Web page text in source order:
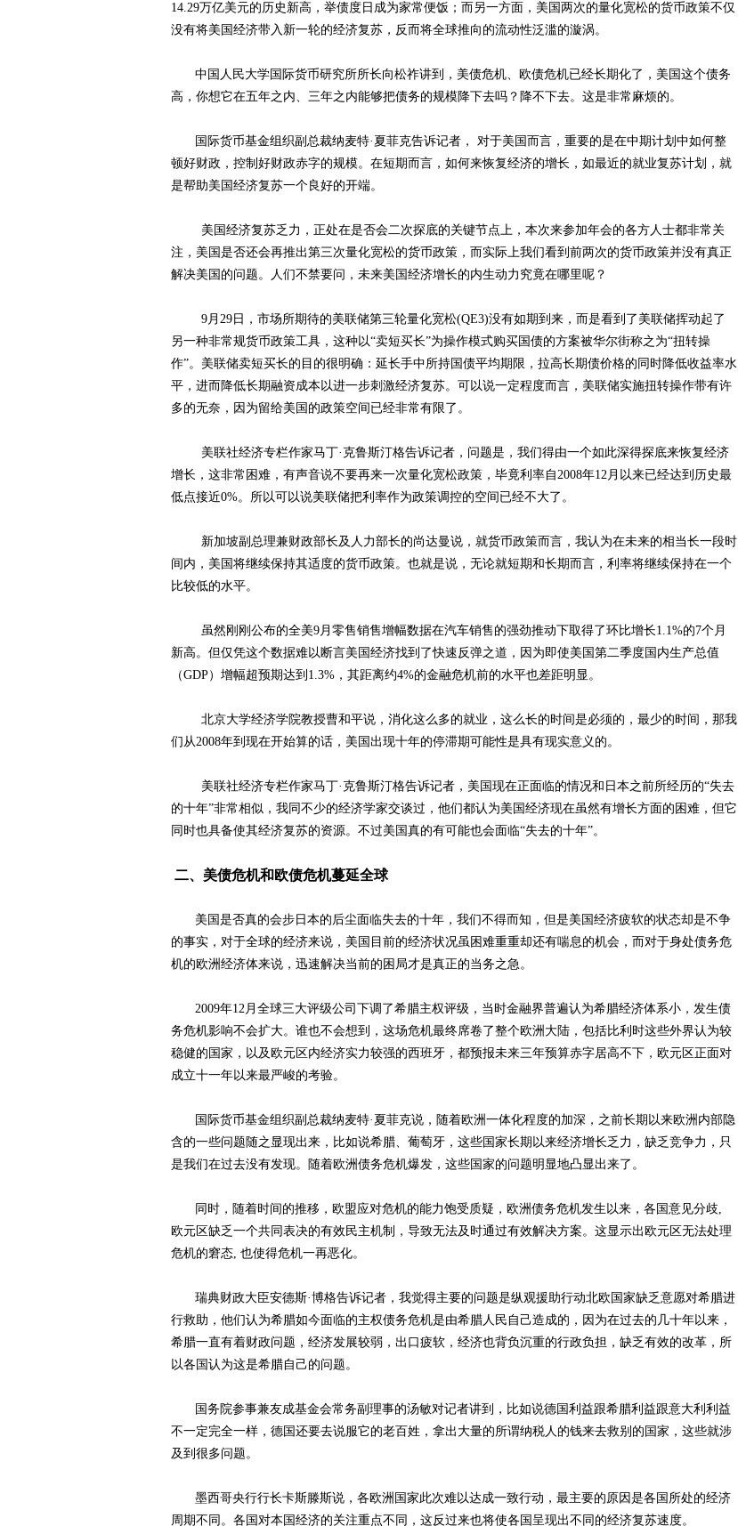
14.29万亿美元的历史新高，举债度日成为家常便饭；而另一方面，美国两次的量化宽松的货币政策不仅
没有将美国经济带入新一轮的经济复苏，反而将全球推向的流动性泛滥的漩涡。
中国人民大学国际货币研究所所长向松祚讲到，美债危机、欧债危机已经长期化了，美国这个债务
高，你想它在五年之内、三年之内能够把债务的规模降下去吗？降不下去。这是非常麻烦的。
国际货币基金组织副总裁纳麦特·夏菲克告诉记者，
对于美国而言，重要的是在中期计划中如何整
顿好财政，控制好财政赤字的规模。在短期而言，如何来恢复经济的增长，如最近的就业复苏计划，就
是帮助美国经济复苏一个良好的开端。
美国经济复苏乏力，正处在是否会二次探底的关键节点上，本次来参加年会的各方人士都非常关
注，美国是否还会再推出第三次量化宽松的货币政策，而实际上我们看到前两次的货币政策并没有真正
解决美国的问题。人们不禁要问，未来美国经济增长的内生动力究竟在哪里呢？
9月29 日 ，市场所期待的美联储第三轮量化宽松(QE3)没有如期到来，而是看到了美联储挥动起了
另一种非常规货币政策工具，这种以“卖短买长”为操作模式购买国债的方案被华尔街称之为“扭转操
作”。美联储卖短买长的目的很明确：延长手中所持国债平均期限，拉高长期债价格的同时降低收益率水
平，进而降低长期融资成本以进一步刺激经济复苏。可以说一定程度而言，美联储实施扭转操作带有许
多的无奈，因为留给美国的政策空间已经非常有限了。
美联社经济专栏作家马丁·克鲁斯汀格告诉记者，问题是，我们得由一个如此深得探底来恢复经济
增长，这非常困难，有声音说不要再来一次量化宽松政策，毕竟利率自2008年12月以来已经达到历史最
低点接近0%。所以可以说美联储把利率作为政策调控的空间已经不大了。
新加坡副总理兼财政部长及人力部长的尚达曼说，就货币政策而言，我认为在未来的相当长一段时
间内，美国将继续保持其适度的货币政策。也就是说，无论就短期和长期而言，利率将继续保持在一个
比较低的水平。
虽然刚刚公布的全美9月零售销售增幅数据在汽车销售的强劲推动下取得了环比增长1.1%的7个月
新高。但仅凭这个数据难以断言美国经济找到了快速反弹之道，因为即使美国第二季度国内生产总值
（GDP）增幅超预期达到 1.3% ，其距离约4%的金融危机前的水平也差距明显。
北京大学经济学院教授曹和平说，消化这么多的就业，这么长的时间是必须的，最少的时间，那我
们从2008年到现在开始算的话，美国出现十年的停滞期可能性是具有现实意义的。
美联社经济专栏作家马丁·克鲁斯汀格告诉记者，美国现在正面临的情况和日本之前所经历的“失去
的十年”非常相似，我同不少的经济学家交谈过，他们都认为美国经济现在虽然有增长方面的困难，但它
同时也具备使其经济复苏的资源。不过美国真的有可能也会面临“失去的十年”。
二、美债危机和欧债危机蔓延全球
美国是否真的会步日本的后尘面临失去的十年，我们不得而知，但是美国经济疲软的状态却是不争
的事实，对于全球的经济来说，美国目前的经济状况虽困难重重却还有喘息的机会，而对于身处债务危
机的欧洲经济体来说，迅速解决当前的困局才是真正的当务之急。
2009年12月全球三大评级公司下调了希腊主权评级，当时金融界普遍认为希腊经济体系小，发生债
务危机影响不会扩大。谁也不会想到，这场危机最终席卷了整个欧洲大陆，包括比利时这些外界认为较
稳健的国家，以及欧元区内经济实力较强的西班牙，都预报未来三年预算赤字居高不下，欧元区正面对
成立十一年以来最严峻的考验。
国际货币基金组织副总裁纳麦特·夏菲克说，随着欧洲一体化程度的加深，之前长期以来欧洲内部隐
含的一些问题随之显现出来，比如说希腊、葡萄牙，这些国家长期以来经济增长乏力，缺乏竞争力，只
是我们在过去没有发现。随着欧洲债务危机爆发，这些国家的问题明显地凸显出来了。
同时，随着时间的推移，欧盟应对危机的能力饱受质疑，欧洲债务危机发生以来，各国意见分歧,
欧元区缺乏一个共同表决的有效民主机制，导致无法及时通过有效解决方案。这显示出欧元区无法处理
危机的窘态, 也使得危机一再恶化。
瑞典财政大臣安德斯·博格告诉记者，我觉得主要的问题是纵观援助行动北欧国家缺乏意愿对希腊进
行救助，他们认为希腊如今面临的主权债务危机是由希腊人民自己造成的，因为在过去的几十年以来，
希腊一直有着财政问题，经济发展较弱，出口疲软，经济也背负沉重的行政负担，缺乏有效的改革，所
以各国认为这是希腊自己的问题。
国务院参事兼友成基金会常务副理事的汤敏对记者讲到，比如说德国利益跟希腊利益跟意大利利益
不一定完全一样，德国还要去说服它的老百姓，拿出大量的所谓纳税人的钱来去救别的国家，这些就涉
及到很多问题。
墨西哥央行行长卡斯滕斯说，各欧洲国家此次难以达成一致行动，最主要的原因是各国所处的经济
周期不同。各国对本国经济的关注重点不同，这反过来也将使各国呈现出不同的经济复苏速度。